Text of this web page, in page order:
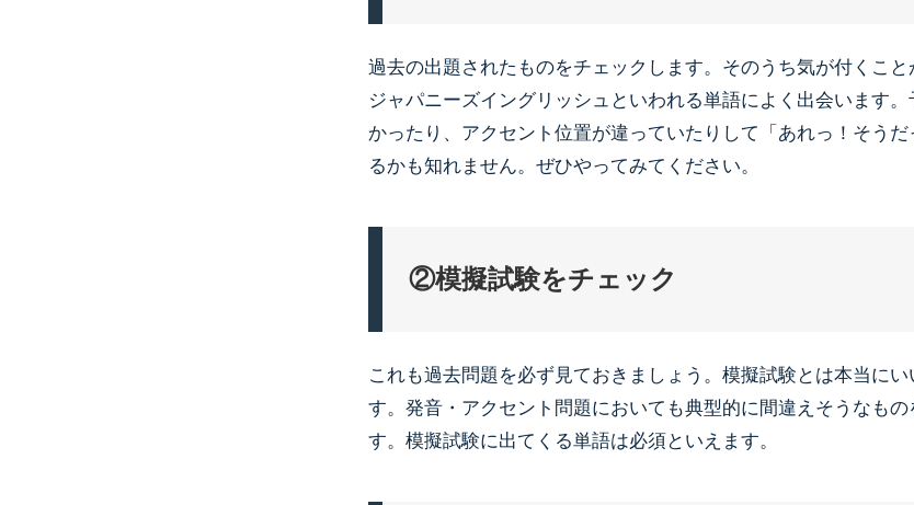
過去の出題されたものをチェックします。そのうち気が付くこと
ジャパニーズイングリッシュといわれる単語によく出会います
かったり、アクセント位置が違っていたりして「あれっ！そう
るかも知れません。ぜひやってみてください。
②模擬試験をチェック
これも過去問題を必ず見ておきましょう。模擬試験とは本当にい
す。発音・アクセント問題においても典型的に間違えそうなもの
す。模擬試験に出てくる単語は必須といえます。